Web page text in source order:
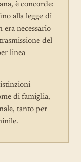
è concorde:
alla legge di
necessario
del
linea
di famiglia,
tanto per